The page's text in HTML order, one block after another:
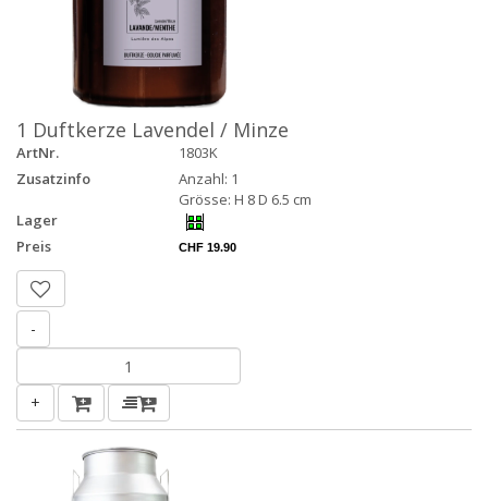
1 Duftkerze Lavendel / Minze
ArtNr.
1803K
Zusatzinfo
Anzahl: 1
Grösse: H 8 D 6.5 cm
Lager
Preis
CHF 19.90
-
+